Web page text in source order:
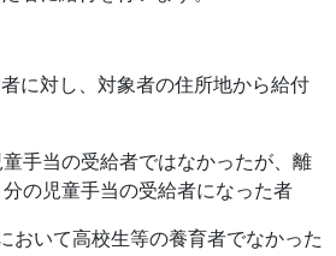
に対し、対象者の住所地から給付
手当の受給者ではなかったが、離
の児童手当の受給者になった者
いて高校生等の養育者でなかった